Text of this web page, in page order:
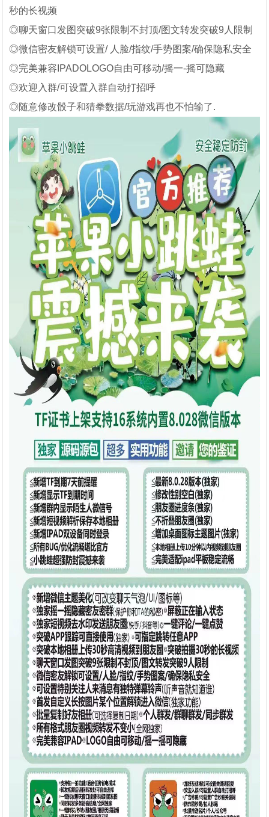
秒的长视频
◎聊天窗口发图突破9张限制不封顶/图文转发突破9人限制
◎微信密友解锁可设置/ 人脸/指纹/手势图案/确保隐私安全
◎完美兼容IPADOLOGO自由可移动/摇一-摇可隐藏
◎欢迎入群/可设置入群自动打招呼
◎随意修改骰子和猜拳数据/玩游戏再也不怕输了.